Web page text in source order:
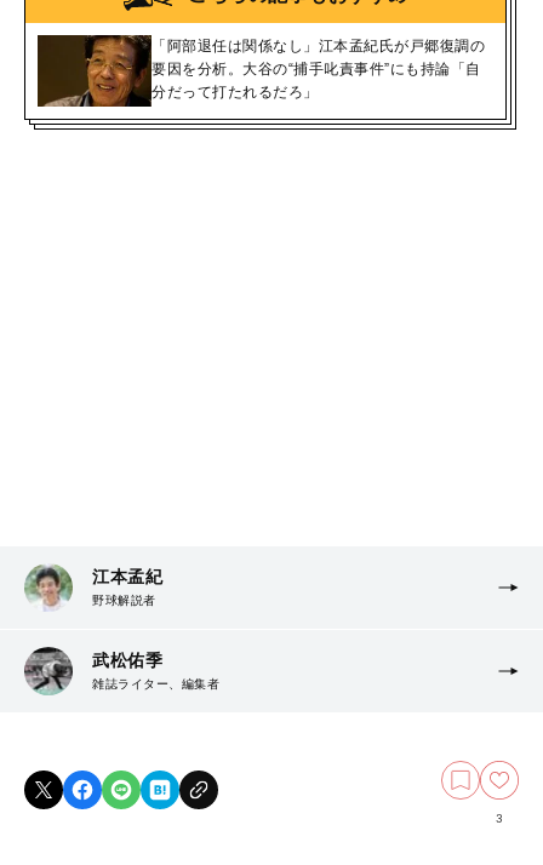
「阿部退任は関係なし」江本孟紀氏が戸郷復調の
要因を分析。大谷の“捕手叱責事件”にも持論「自
分だって打たれるだろ」
江本孟紀
野球解説者
武松佑季
雑誌ライター、編集者
3